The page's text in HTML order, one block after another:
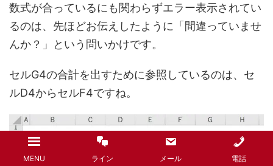
数式が合っているにも関わらずエラー表示されてい
るのは、先ほどお伝えしたように「間違っていませ
んか？」という問いかけです。
セルG4の合計を出すために参照しているのは、セ
ルD4からセルF4ですね。
MENU ライン メール 電話